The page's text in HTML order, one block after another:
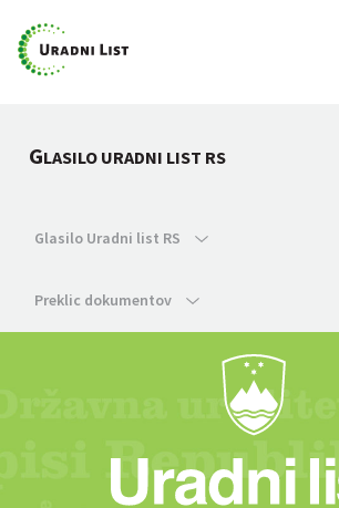
GLASILO URADNI LIST RS
Glasilo Uradni list RS
Preklic dokumentov